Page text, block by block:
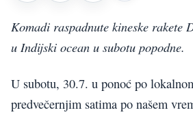
Komadi raspadnute kineske rakete
u Indijski ocean u subotu popodne.
U subotu, 30.7. u ponoć po
predvečernjim satima po našem